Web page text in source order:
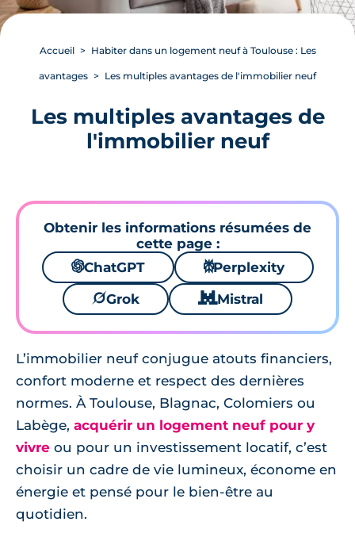
Accueil Habiter dans un logement neuf à Toulouse : Les
avantages Les multiples avantages de l'immobilier neuf
Les multiples avantages de
l'immobilier neuf
Obtenir les informations résumées de
cette page :
🌌ChatGPT ⚙Perplexity
🪐Grok 🐱 Mistral
L’immobilier neuf conjugue atouts financiers,
confort moderne et respect des dernières
normes. À Toulouse, Blagnac, Colomiers ou
Labège, acquérir un logement neuf pour y
vivre ou pour un investissement locatif, c’est
choisir un cadre de vie lumineux, économe en
énergie et pensé pour le bien-être au
quotidien.